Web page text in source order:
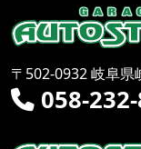
〒502-0932 岐阜
058-